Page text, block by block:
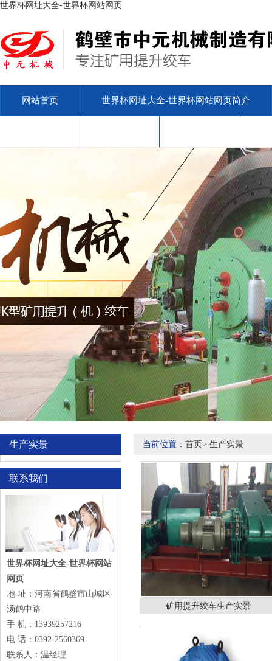
世界杯网址大全-世界杯网站网页
网站首页 世界杯网址大全-世界杯网站网页简介
生产实景
联系我们
世界杯网址大全-世界杯网站
网页
地 址：河南省鹤壁市山城区
汤鹤中路
手 机：13939257216
电 话：0392-2560369
联系人：温经理
当前位置： 首页> 生产实景
矿用提升绞车生产实景